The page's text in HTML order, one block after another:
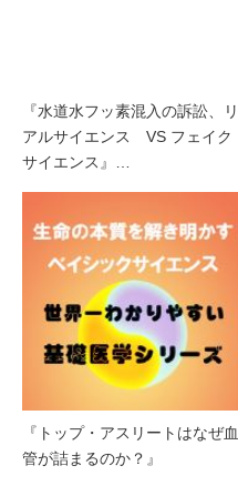
『水道水フッ素混入の訴訟、リ
アルサイエンス VS フェイク
サイエンス』…
『トップ・アスリートはなぜ血
管が詰まるのか？』